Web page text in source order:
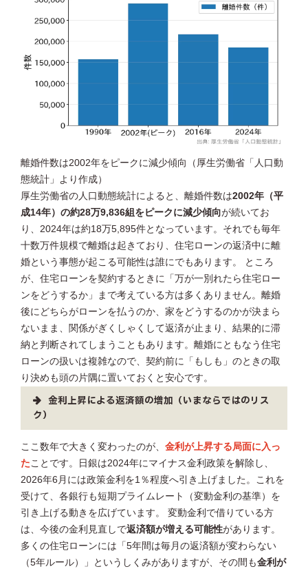
離婚件数は2002年をピークに減少傾向（厚生労働省「人口動
態統計」より作成）
厚生労働省の人口動態統計によると、離婚件数は2002年（平
成14年）の約28万9,836組をピークに減少傾向が続いてお
り、2024年は約18万5,895件となっています。それでも毎年
十数万件規模で離婚は起きており、住宅ローンの返済中に離
婚という事態が起こる可能性は誰にでもあります。 ところ
が、住宅ローンを契約するときに「万が一別れたら住宅ロー
ンをどうするか」まで考えている方は多くありません。離婚
後にどちらがローンを払うのか、家をどうするのかが決まら
ないまま、関係がぎくしゃくして返済が止まり、結果的に滞
納と判断されてしまうこともあります。離婚にともなう住宅
ローンの扱いは複雑なので、契約前に「もしも」のときの取
り決めも頭の片隅に置いておくと安心です。
金利上昇による返済額の増加（いまならではのリス
ク）
ここ数年で大きく変わったのが、 金利が上昇する局面に入っ
たことです。日銀は2024年にマイナス金利政策を解除し、
2026年6月には政策金利を1％程度へ引き上げました。これを
受けて、各銀行も短期プライムレート（変動金利の基準）を
引き上げる動きを広げています。 変動金利で借りている方
は、今後の金利見直しで返済額が増える可能性があります。
多くの住宅ローンには「5年間は毎月の返済額が変わらない
（5年ルール）」というしくみがありますが、その間も金利が